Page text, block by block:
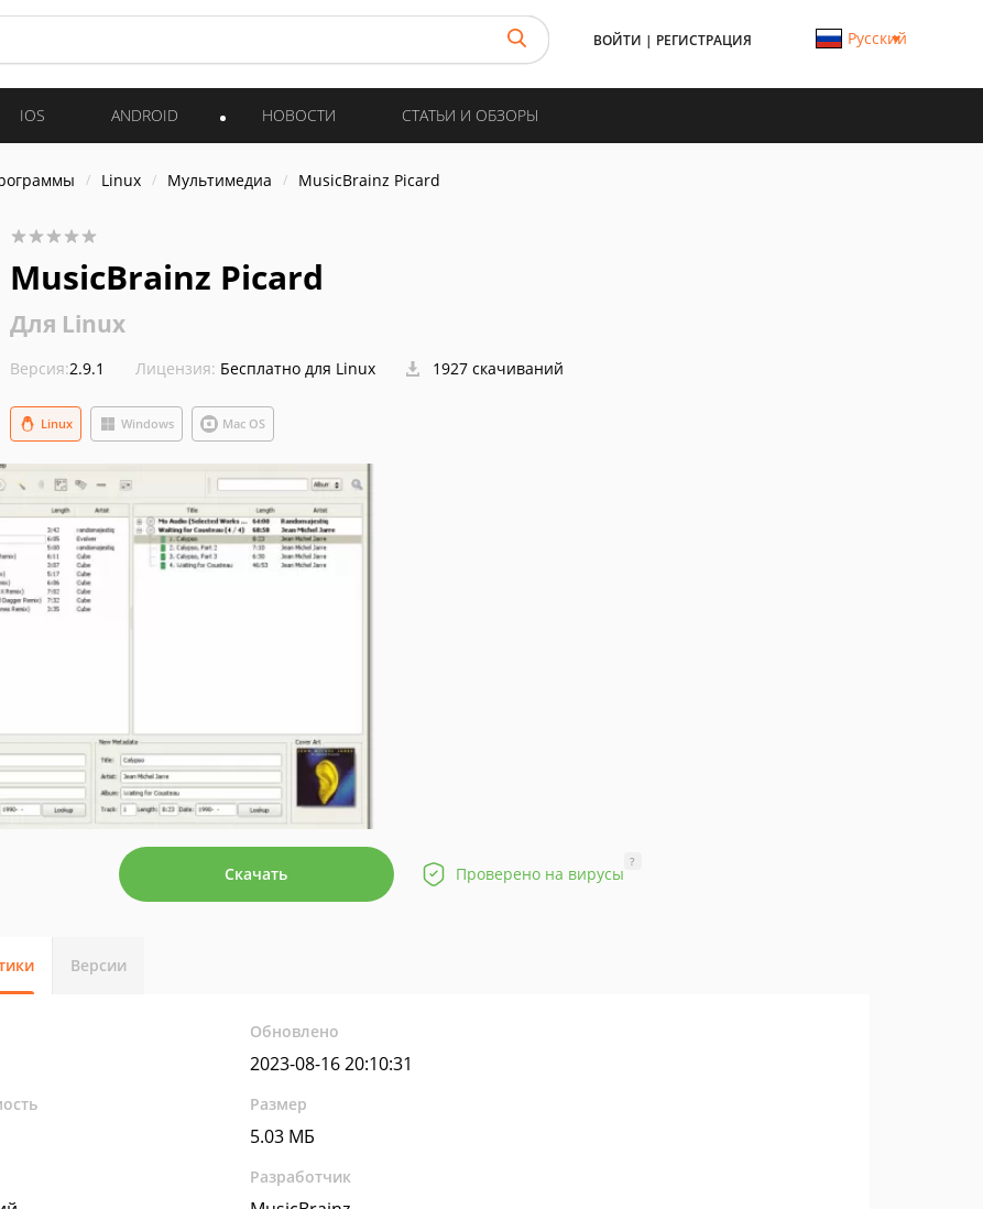
ВОЙТИ | РЕГИСТРАЦИЯ Русский
IOS ANDROID НОВОСТИ СТАТЬИ И ОБЗОРЫ
Linux Мультимедиа MusicBrainz Picard
MusicBrainz Picard
Для Linux
Версия:2.9.1 Лицензия: Бесплатно для Linux 1927 скачиваний
Windows
Linux Mac OS
Скачать Проверено на вирусы
?
Версии
Обновлено
2023-08-16 20:10:31
Размер
5.03 МБ
Разработчик